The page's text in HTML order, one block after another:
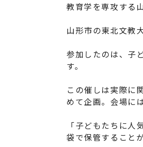
教育学を専攻する
山形市の東北文教
参加したのは、子
す。
この催しは実際に
めて企画。会場に
「子どもたちに
袋で保管すること